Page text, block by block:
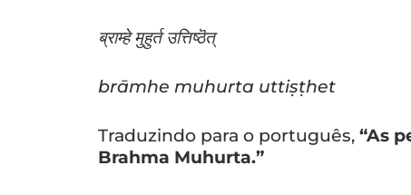
ब्राम्हे मुहुर्त उत्तिष्ठॆत्
brāmhe muhurta uttiṣṭhet
Traduzindo para o português, “As
Brahma Muhurta.”